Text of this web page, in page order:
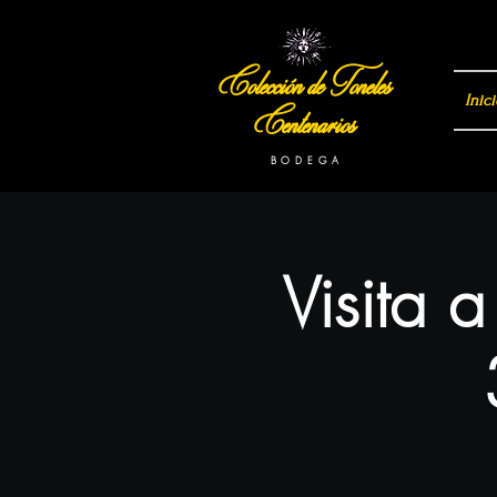
Visita
Colección de Toneles
Centenarios
B O D E G A